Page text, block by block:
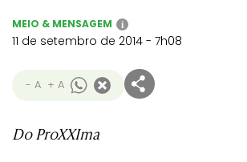
MEIO & MENSAGEM i
11 de setembro de 2014 - 7h08
- A + A
Do ProXXIma